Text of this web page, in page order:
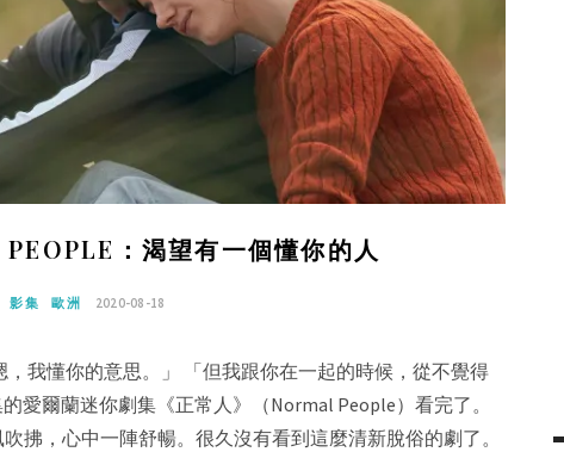
：渴望有一個懂你的人
影集 歐洲 2020-08-18
我懂你的意思。」 「但我跟你在一起的時候，從不覺得
愛爾蘭迷你劇集《正常人》（Normal People）看完了。
拂，心中一陣舒暢。很久沒有看到這麼清新脫俗的劇了。